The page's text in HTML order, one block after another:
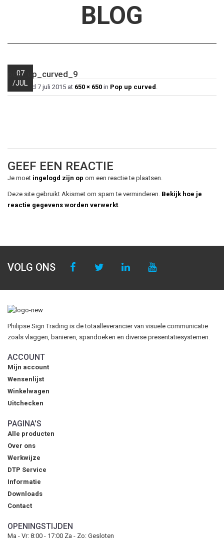
BLOG
07
/JUL
pop_up_curved_9
Published 7 juli 2015 at 650 × 650 in Pop up curved
GEEF EEN REACTIE
Je moet ingelogd zijn op om een reactie te plaatsen.
Deze site gebruikt Akismet om spam te verminderen. Bekijk hoe je
reactie gegevens worden verwerkt
VOLG ONS
Philipse Sign Trading is de totaalleverancier van visuele communicatie
zoals vlaggen, banieren, spandoeken en diverse presentatiesystemen.
ACCOUNT
Mijn account
Wensenlijst
Winkelwagen
Uitchecken
PAGINA'S
Alle producten
Over ons
Werkwijze
DTP Service
Informatie
Downloads
Contact
OPENINGSTIJDEN
Ma - Vr: 8:00 - 17:00 Za - Zo: Gesloten